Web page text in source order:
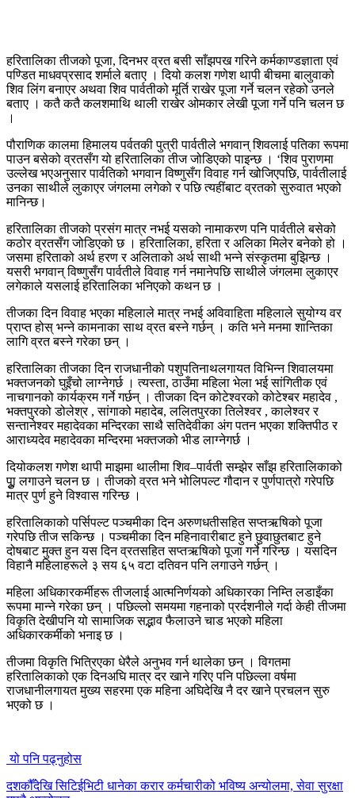
हरितालिका तीजको पूजा, दिनभर व्रत बसी साँझपख गरिने कर्मकाण्डज्ञाता एवं
पण्डित माधवप्रसाद शर्माले बताए । दियो कलश गणेश थापी बीचमा बालुवाको
शिव लिंग बनाएर अथवा शिव पार्वतीको मूर्ति राखेर पूजा गर्ने चलन रहेको उनले
बताए । कतै कतै कलशमाथि थाली राखेर ओमकार लेखी पूजा गर्ने पनि चलन छ
।
पौराणिक कालमा हिमालय पर्वतकी पुत्री पार्वतीले भगवान् शिवलाई पतिका रूपमा
पाउन बसेको व्रतसँग यो हरितालिका तीज जोडिएको पाइन्छ । ‘शिव पुराणमा
उल्लेख भएअनुसार पार्वतिको भगवान विष्णुसँग विवाह गर्न खोजिएपछि, पार्वतीलाई
उनका साथीले लुकाएर जंगलमा लगेको र पछि त्यहींबाट व्रतको सुरुवात भएको
मानिन्छ।
हरितालिका तीजको प्रसंग मात्र नभई यसको नामाकरण पनि पार्वतीले बसेको
कठोर व्रतसँग जोडिएको छ । हरितालिका, हरिता र अलिका मिलेर बनेको हो ।
जसमा हरिताको अर्थ हरण र अलिताको अर्थ साथी भन्ने संस्कृतमा बुझिन्छ ।
यसरी भगवान् विष्णुसँग पार्वतीले विवाह गर्न नमानेपछि साथीले जंगलमा लुकाएर
लगेकाले यसलाई हरितालिका भनिएको कथन छ ।
तीजका दिन विवाह भएका महिलाले मात्र नभई अविवाहिता महिलाले सुयोग्य वर
प्राप्त होस् भन्ने कामनाका साथ व्रत बस्ने गर्छन् । कति भने मनमा शान्तिका
लागि व्रत बस्ने गरेका छन् ।
हरितालिका तीजका दिन राजधानीको पशुपतिनाथलगायत विभिन्न शिवालयमा
भक्तजनको घुइँचो लाग्नेगर्छ । त्यस्ता, ठाउँमा महिला भेला भई सांगितीक एवं
नाचगानको कार्यक्रम गर्ने गर्छन् । तीजका दिन कोटेश्वरको कोटेश्बर महादेव ,
भक्तपुरको डोलेश्र , सांगाको महादेब, ललितपुरका तिलेश्वर , कालेश्वर र
सन्तानेश्वर महादेवका मन्दिरका साथै सतिदेवीका अंग पतन भएका शक्तिपीठ र
आराध्यदेव महादेवका मन्दिरमा भक्तजको भीड लाग्नेगर्छ ।
दियोकलश गणेश थापी माझमा थालीमा शिव–पार्वती सम्झेर साँझ हरितालिकाको
पुूा लगाउने चलन छ । तीजको व्रत भने भोलिपल्ट गौदान र पुर्णपात्रो गरेपछि
मात्र पुर्ण हुने विश्वास गरिन्छ ।
हरितालिकाको पर्सिपल्ट पञ्चमीका दिन अरुणधतीसहित सप्तऋषिको पूजा
गरेपछि तीज सकिन्छ । पञ्चमीका दिन महिनावारीबाट हुने छुवाछुतबाट हुने
दोषबाट मुक्त हुन यस दिन व्रतसहित सप्तऋषिको पूजा गर्ने गरिन्छ । यसदिन
विहानै महिलाहरूले ३ सय ६५ वटा दतिवन पनि लगाउने गर्छन् ।
महिला अधिकारकर्मीहरू तीजलाई आत्मनिर्णयको अधिकारका निम्ति लडाइँका
रूपमा मान्ने गरेका छन् । पछिल्लो समयमा गहनाको प्रर्दशनीले गर्दा केही तीजमा
विकृति देखीपनि यो सामाजिक सद्भाव फैलाउने चाड भएको महिला
अधिकारकर्मीको भनाइ छ ।
तीजमा विकृति भित्रिएका धेरैले अनुभव गर्न थालेका छन् । विगतमा
हरितालिकाको एक दिनअघि मात्र दर खाने गरिए पनि पछिल्ला वर्षमा
राजधानीलगायत मुख्य सहरमा एक महिना अघिदेखि नै दर खाने प्रचलन सुरु
भएको छ ।
यो पनि पढ्नुहोस
दशकौँदेखि सिटिईभिटी धानेका करार कर्मचारीको भविष्य अन्योलमा, सेवा सुरक्षा